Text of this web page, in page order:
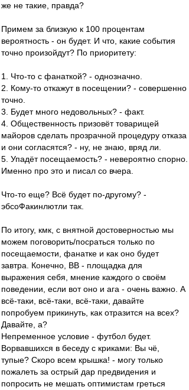
же не такие, правда?
Примем за близкую к 100 процентам
вероятность - он будет. И что, какие события
точно произойдут? По приоритету:
1. Что-то с фанаткой? - однозначно.
2. Кому-то откажут в посещении? - совершенно
точно.
3. Будет много недовольных? - факт.
4. Общественность призовёт товарищей
майоров сделать прозрачной процедуру отказа
и они согласятся? - ну, не знаю, вряд ли.
5. Упадёт посещаемость? - невероятно спорно.
Именно про это и писал со вчера.
Что-то еще? Всё будет по-другому? -
эбсоФакинлютли так.
По итогу, кмк, с внятной достоверностью мы
можем поговорить/посраться только по
посещаемости, фанатке и как оно будет
завтра. Конечно, ВВ - площадка для
выражения себя, мнение каждого о своём
поведении, если вот оно и ага - очень важно. А
всё-таки, всё-таки, всё-таки, давайте
попробуем прикинуть, как отразится на всех?
Давайте, а?
Непременное условие - футбол будет.
Ворвавшихся в беседу с криками: Вы чё,
тупые? Скоро всем крышка! - могу только
пожалеть за острый дар предвидения и
попросить не мешать оптимистам греться